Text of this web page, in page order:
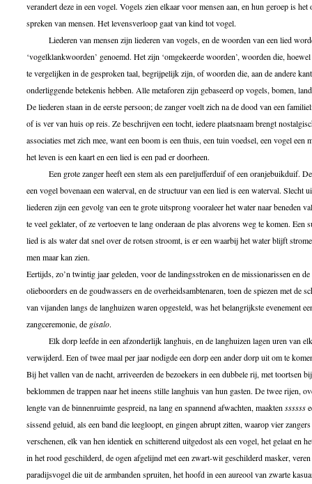
verandert deze in een vogel. Vogels zien elkaar voor mensen aan, en hun geroep is het
spreken van mensen. Het levensverloop gaat van kind tot vogel.
Liederen van mensen zijn liederen van vogels, en de woorden van een lied
‘vogelklankwoorden’ genoemd. Het zijn ‘omgekeerde woorden’, woorden die,
te vergelijken in de gesproken taal, begrijpelijk zijn, of woorden die, aan de andere
onderliggende betekenis hebben. Alle metaforen zijn gebaseerd op vogels, bomen,
De liederen staan in de eerste persoon; de zanger voelt zich na de dood van een
of is ver van huis op reis. Ze beschrijven een tocht, iedere plaatsnaam brengt
associaties met zich mee, want een boom is een thuis, een tuin voedsel, een vogel een
het leven is een kaart en een lied is een pad er doorheen.
Een grote zanger heeft een stem als een pareljufferduif of een oranjebuikduif.
een vogel bovenaan een waterval, en de structuur van een lied is een waterval. Slecht
liederen zijn een gevolg van een te grote uitsprong vooraleer het water naar beneden
te veel geklater, of ze vertoeven te lang onderaan de plas alvorens weg te komen. Een
lied is als water dat snel over de rotsen stroomt, is er een waarbij het water blijft
men maar kan zien.
Eertijds, zo’n twintig jaar geleden, voor de landingsstroken en de missionarissen en de
olieboorders en de goudwassers en de overheidsambtenaren, toen de spiezen met de
van vijanden langs de langhuizen waren opgesteld, was het belangrijkste evenement
zangceremonie, de gisalo.
Elk dorp leefde in een afzonderlijk langhuis, en de langhuizen lagen uren van
verwijderd. Een of twee maal per jaar nodigde een dorp een ander dorp uit om te
Bij het vallen van de nacht, arriveerden de bezoekers in een dubbele rij, met toortsen
beklommen de trappen naar het ineens stille langhuis van hun gasten. De twee rijen,
lengte van de binnenruimte gespreid, na lang en spannend afwachten, maakten ssssss
sissend geluid, als een band die leegloopt, en gingen abrupt zitten, waarop vier zangers
verschenen, elk van hen identiek en schitterend uitgedost als een vogel, het gelaat en
in het rood geschilderd, de ogen afgelijnd met een zwart-wit geschilderd masker, veren
paradijsvogel die uit de armbanden spruiten, het hoofd in een aureool van zwarte